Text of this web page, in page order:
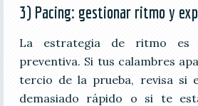
3) Pacing: gestionar ritmo y
La estrategia de ritmo es
preventiva. Si tus calambres
tercio de la prueba, revisa si
demasiado rápido o si te